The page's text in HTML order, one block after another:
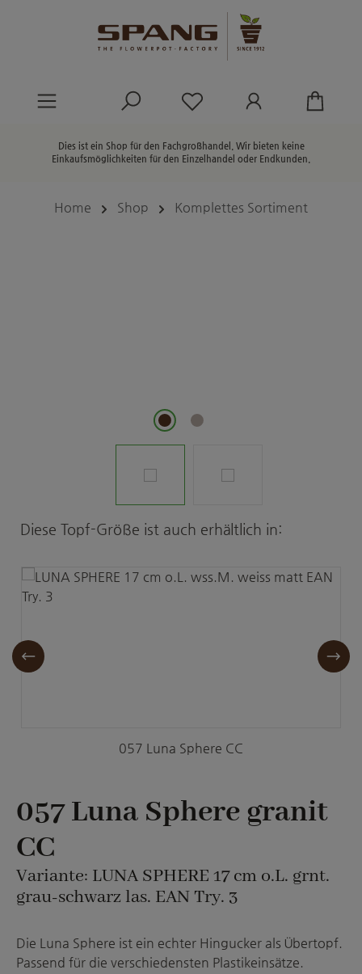
Du hast 0 Produkte
Dies ist ein Shop für den Fachgroßhandel. Wir bieten keine
Einkaufsmöglichkeiten für den Einzelhandel oder Endkunden.
Home Shop Komplettes Sortiment
Produktgalerie überspringen
Diese Topf-Größe ist auch erhältlich in:
057 Luna Sphere CC
057 Luna Sphere granit
CC
Variante: LUNA SPHERE 17 cm o.L. grnt.
grau-schwarz las. EAN Try. 3
Die Luna Sphere ist ein echter Hingucker als Übertopf.
Passend für die verschiedensten Plastikeinsätze.